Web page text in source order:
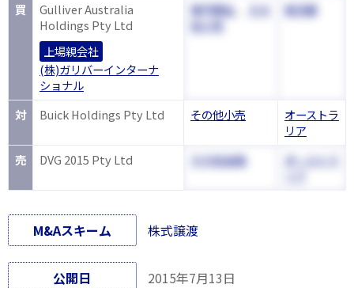
買
Gulliver Australia
Holdings Pty Ltd
上場親会社
(株)ガリバーインターナ
ショナル
専門商社、
その
東京都
対 Buick Holdings Pty Ltd その他小売
オーストラ
リア
売
DVG 2015 Pty Ltd その他金融
オーストラ
M&Aスキーム 株式譲渡
公開日 2015年7月13日